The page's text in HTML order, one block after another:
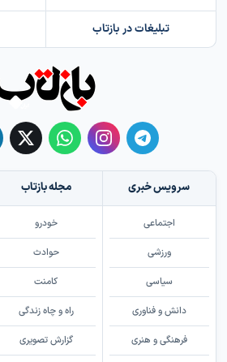
تبلیغات در بازتاب
سرویس خبری
اجتماعی
ورزشی
سیاسی
دانش و فناوری
فرهنگی و هنری
مجله بازتاب
خودرو
حوادث
کامنت
راه و چاه زندگی
گزارش تصویری